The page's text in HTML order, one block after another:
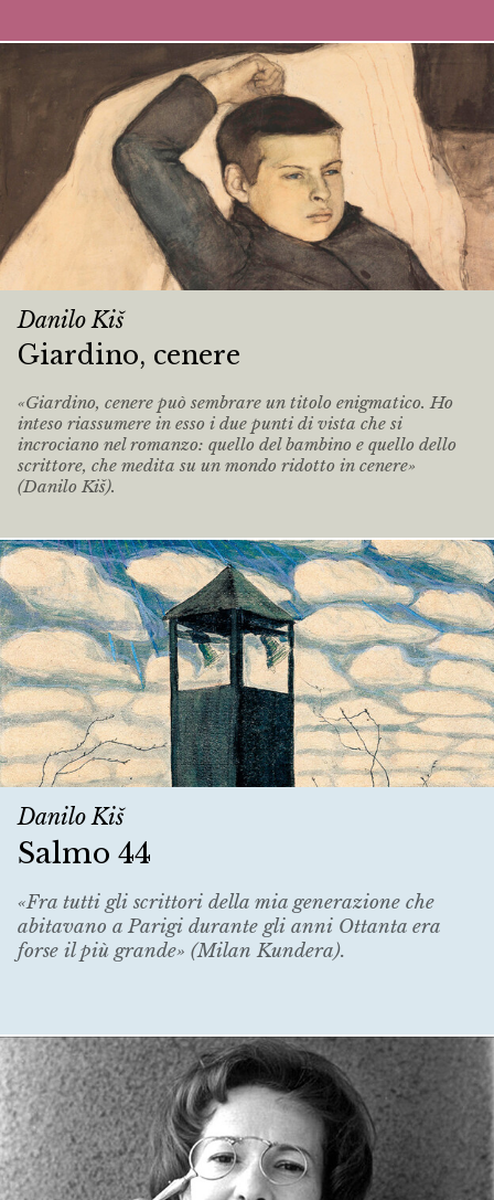
Danilo Kiš
Giardino, cenere
«Giardino, cenere può sembrare un titolo enigmatico. Ho
inteso riassumere in esso i due punti di vista che si
incrociano nel romanzo: quello del bambino e quello dello
scrittore, che medita su un mondo ridotto in cenere»
(Danilo Kiš).
Danilo Kiš
Salmo 44
«Fra tutti gli scrittori della mia generazione che
abitavano a Parigi durante gli anni Ottanta era
forse il più grande» (Milan Kundera).